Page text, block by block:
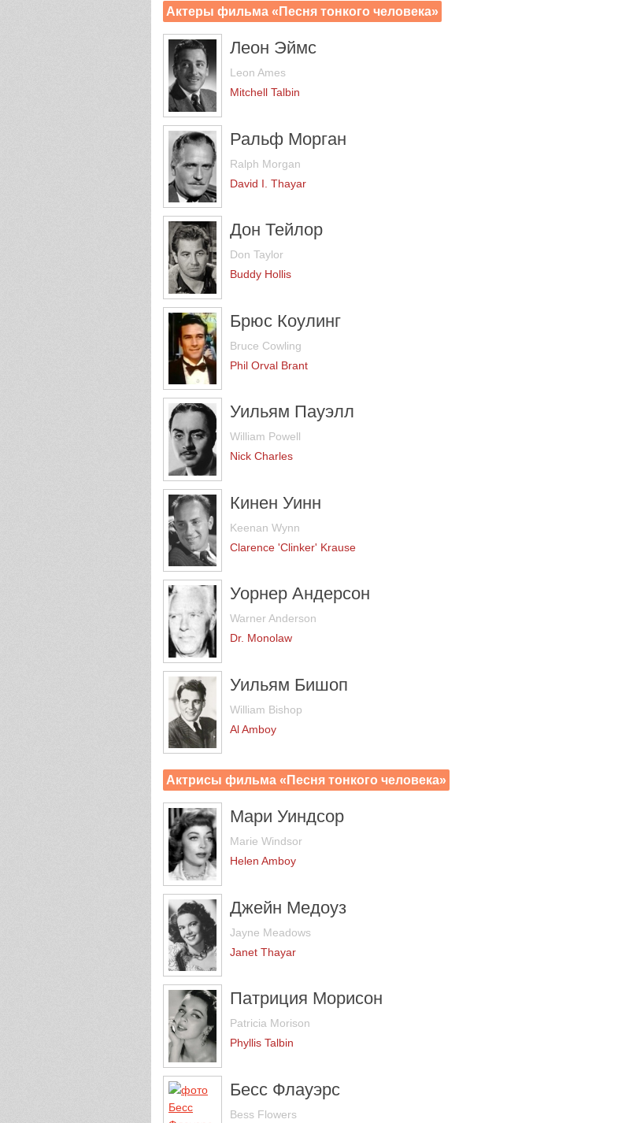
Актеры фильма «Песня тонкого человека»
Леон Эймс
Leon Ames
Mitchell Talbin
Ральф Морган
Ralph Morgan
David I. Thayar
Дон Тейлор
Don Taylor
Buddy Hollis
Брюс Коулинг
Bruce Cowling
Phil Orval Brant
Уильям Пауэлл
William Powell
Nick Charles
Кинен Уинн
Keenan Wynn
Clarence 'Clinker' Krause
Уорнер Андерсон
Warner Anderson
Dr. Monolaw
Уильям Бишоп
William Bishop
Al Amboy
Актрисы фильма «Песня тонкого человека»
Мари Уиндсор
Marie Windsor
Helen Amboy
Джейн Медоуз
Jayne Meadows
Janet Thayar
Патриция Морисон
Patricia Morison
Phyllis Talbin
Бесс Флауэрс
Bess Flowers